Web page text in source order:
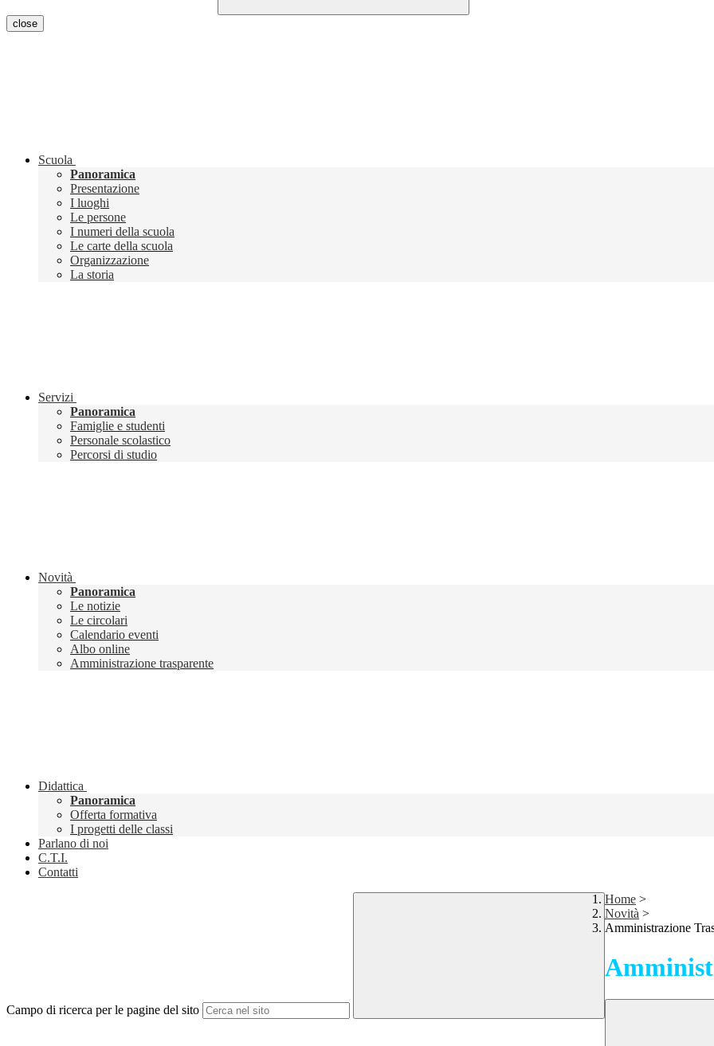
close
Scuola
Panoramica
Presentazione
I luoghi
Le persone
I numeri della scuola
Le carte della scuola
Organizzazione
La storia
Servizi
Panoramica
Famiglie e studenti
Personale scolastico
Percorsi di studio
Novità
Panoramica
Le notizie
Le circolari
Calendario eventi
Albo online
Amministrazione trasparente
Didattica
Panoramica
Offerta formativa
I progetti delle classi
Parlano di noi
C.T.I.
Contatti
Campo di ricerca per le pagine del sito
Home >
Novità >
Amministrazione